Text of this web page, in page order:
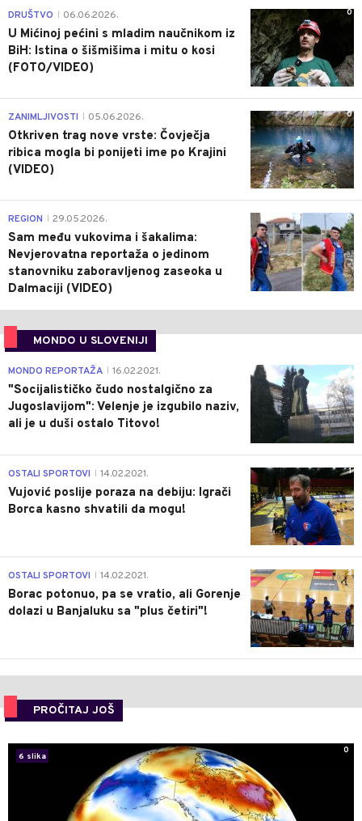
0
DRUŠTVO 06.06.2026.
U Mićinoj pećini s mladim naučnikom iz
BiH: Istina o šišmišima i mitu o kosi
(FOTO/VIDEO)
0
ZANIMLJIVOSTI 05.06.2026.
Otkriven trag nove vrste: Čovječja
ribica mogla bi ponijeti ime po Krajini
(VIDEO)
0
REGION 29.05.2026.
Sam među vukovima i šakalima:
Nevjerovatna reportaža o jedinom
stanovniku zaboravljenog zaseoka u
Dalmaciji (VIDEO)
MONDO U SLOVENIJI
4
MONDO REPORTAŽA 16.02.2021.
"Socijalističko čudo nostalgično za
Jugoslavijom": Velenje je izgubilo naziv,
ali je u duši ostalo Titovo!
1
OSTALI SPORTOVI 14.02.2021.
Vujović poslije poraza na debiju: Igrači
Borca kasno shvatili da mogu!
3
OSTALI SPORTOVI 14.02.2021.
Borac potonuo, pa se vratio, ali Gorenje
dolazi u Banjaluku sa "plus četiri"!
PROČITAJ JOŠ
6 slika
0